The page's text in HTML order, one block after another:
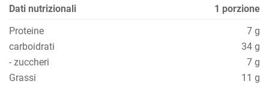
Dati nutrizionali
1 porzione
Proteine
7 g
carboidrati
34 g
- zuccheri
7 g
Grassi
11 g